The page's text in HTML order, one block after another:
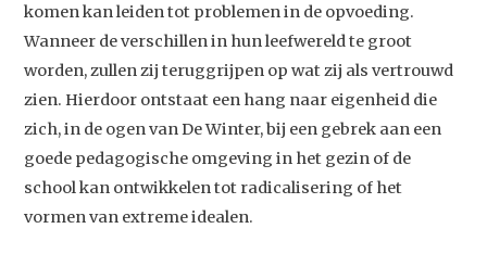
komen kan leiden tot problemen in de opvoeding.
Wanneer de verschillen in hun leefwereld te groot
worden, zullen zij teruggrijpen op wat zij als vertrouwd
zien. Hierdoor ontstaat een hang naar eigenheid die
zich, in de ogen van De Winter, bij een gebrek aan een
goede pedagogische omgeving in het gezin of de
school kan ontwikkelen tot radicalisering of het
vormen van extreme idealen.